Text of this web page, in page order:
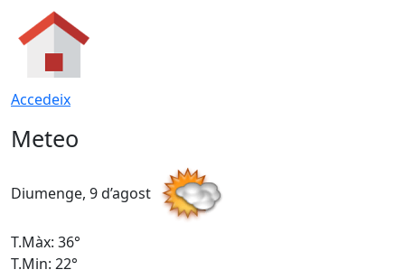
Accedeix
Meteo
Diumenge, 9 d’agost
T.Màx: 36°
T.Min: 22°